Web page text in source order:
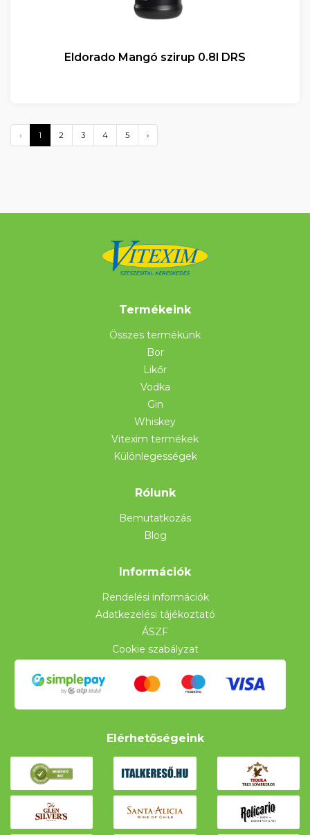
Eldorado Mangó szirup 0.8l DRS
‹ 1 2 3 4 5 ›
Termékeink
Összes termékünk
Bor
Likőr
Vodka
Gin
Whiskey
Vitexim termékek
Különlegességek
Rólunk
Bemutatkozás
Blog
Információk
Rendelési információk
Adatkezelési tájékoztató
ÁSZF
Cookie szabályzat
Elérhetőségeink